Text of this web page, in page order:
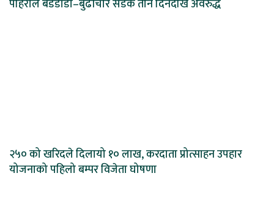
पहिरोले बडडाँडा–बुढीचौर सडक तीन दिनदेखि अवरुद्ध
२५० को खरिदले दिलायो १० लाख, करदाता प्रोत्साहन उपहार
योजनाको पहिलो बम्पर विजेता घोषणा